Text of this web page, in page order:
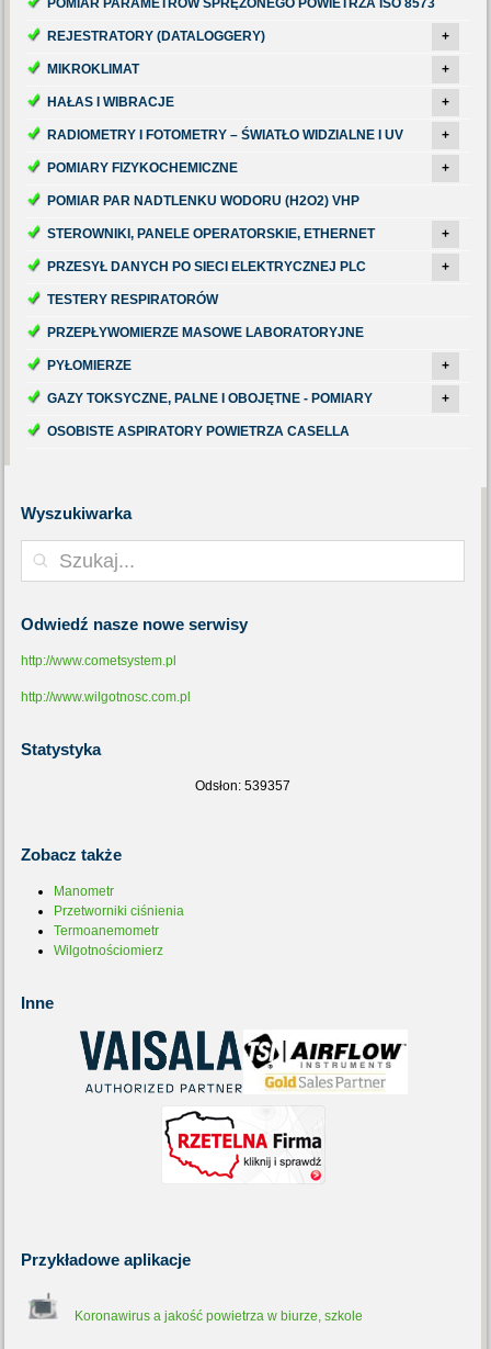
POMIAR PARAMETRÓW SPRĘŻONEGO POWIETRZA ISO 8573
REJESTRATORY (DATALOGGERY) +
MIKROKLIMAT +
HAŁAS I WIBRACJE +
RADIOMETRY I FOTOMETRY – ŚWIATŁO WIDZIALNE I UV +
POMIARY FIZYKOCHEMICZNE +
POMIAR PAR NADTLENKU WODORU (H2O2) VHP
STEROWNIKI, PANELE OPERATORSKIE, ETHERNET +
PRZESYŁ DANYCH PO SIECI ELEKTRYCZNEJ PLC +
TESTERY RESPIRATORÓW
PRZEPŁYWOMIERZE MASOWE LABORATORYJNE
PYŁOMIERZE +
GAZY TOKSYCZNE, PALNE I OBOJĘTNE - POMIARY +
OSOBISTE ASPIRATORY POWIETRZA CASELLA
Wyszukiwarka
Odwiedź nasze nowe serwisy
http://www.cometsystem.pl
http://www.wilgotnosc.com.pl
Statystyka
Odsłon: 539357
Zobacz także
Manometr
Przetworniki ciśnienia
Termoanemometr
Wilgotnościomierz
Inne
Przykładowe aplikacje
Koronawirus a jakość powietrza w biurze, szkole